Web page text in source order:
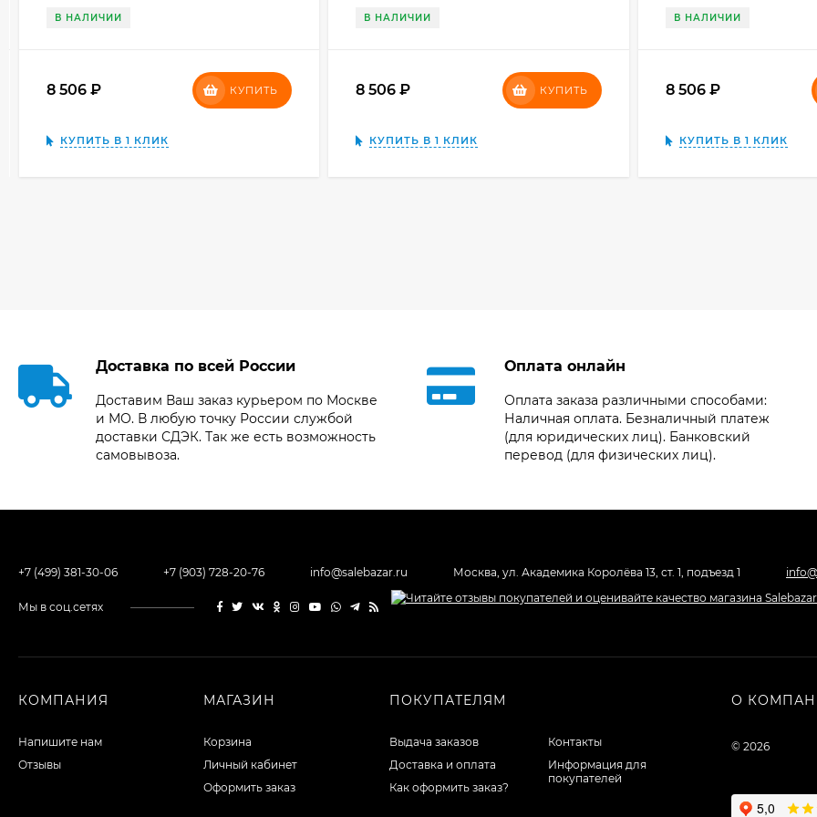
В НАЛИЧИИ
8 506 ₽ КУПИТЬ
КУПИТЬ В 1 КЛИК
В НАЛИЧИИ
8 506 КУПИТЬ
КУПИТЬ В 1 КЛИК
В НАЛИЧИИ
8 506 ₽
КУПИТЬ В 1 КЛИК
Доставка по всей России
Доставим Ваш заказ курьером по Москве
и МО. В любую точку России службой
доставки СДЭК. Так же есть возможность
самовывоза.
Оплата онлайн
Оплата заказа различными способами:
Наличная оплата. Безналичный платеж
(для юридических лиц). Банковский
перевод (для физических лиц).
+7 (499) 381-30-06 +7 (903) 728-20-76 info@salebazar.ru Москва, ул. Академика Королёва 13, ст. 1, подъезд 1
Мы в соц.сетях
КОМПАНИЯ
Напишите нам
Отзывы
МАГАЗИН
Корзина
Личный кабинет
Оформить заказ
ПОКУПАТЕЛЯМ
Выдача заказов
Доставка и оплата
Как оформить заказ?
Контакты
Информация для
покупателей
О
© 2026